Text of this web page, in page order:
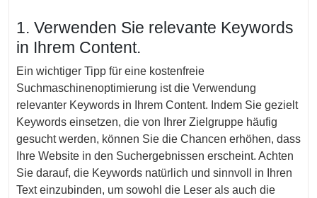
1. Verwenden Sie relevante Keywords
in Ihrem Content.
Ein wichtiger Tipp für eine kostenfreie
Suchmaschinenoptimierung ist die Verwendung
relevanter Keywords in Ihrem Content. Indem Sie gezielt
Keywords einsetzen, die von Ihrer Zielgruppe häufig
gesucht werden, können Sie die Chancen erhöhen, dass
Ihre Website in den Suchergebnissen erscheint. Achten
Sie darauf, die Keywords natürlich und sinnvoll in Ihren
Text einzubinden, um sowohl die Leser als auch die